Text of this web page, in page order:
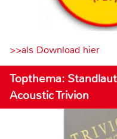
>>als Download hier
Topthema:
Acoustic Trivion